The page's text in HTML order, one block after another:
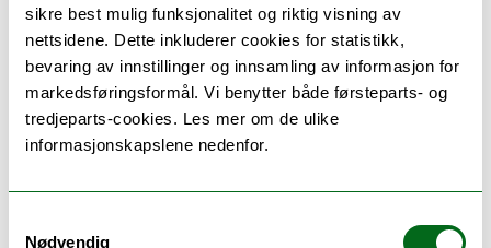
sikre best mulig funksjonalitet og riktig visning av
nettsidene. Dette inkluderer cookies for statistikk,
bevaring av innstillinger og innsamling av informasjon for
markedsføringsformål. Vi benytter både førsteparts- og
tredjeparts-cookies. Les mer om de ulike
informasjonskapslene nedenfor.
Nødvendig
Undervisnings- og
eksamensspråk
Norsk